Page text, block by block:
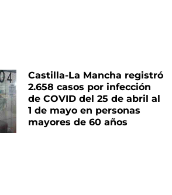
Castilla-La Mancha registró
2.658 casos por infección
de COVID del 25 de abril al
1 de mayo en personas
mayores de 60 años